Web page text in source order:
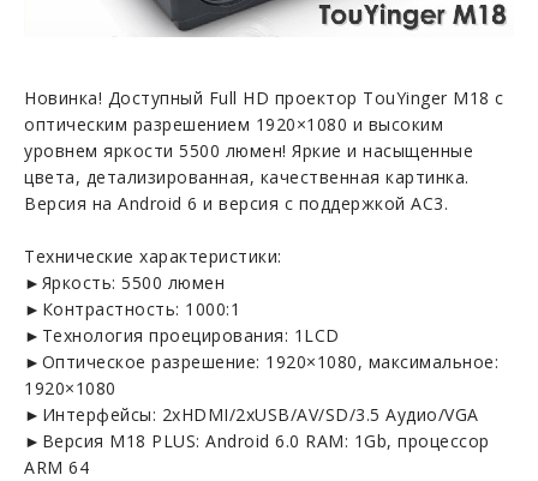
Новинка! Доступный Full HD проектор TouYinger M18 с
оптическим разрешением 1920×1080 и высоким
уровнем яркости 5500 люмен! Яркие и насыщенные
цвета, детализированная, качественная картинка.
Версия на Android 6 и версия с поддержкой AC3.
Технические характеристики:
►Яркость: 5500 люмен
►Контрастность: 1000:1
►Технология проецирования: 1LCD
►Оптическое разрешение: 1920×1080, максимальное:
1920×1080
►Интерфейсы: 2xHDMI/2xUSB/AV/SD/3.5 Аудио/VGA
►Версия M18 PLUS: Android 6.0 RAM: 1Gb, процессор
ARM 64